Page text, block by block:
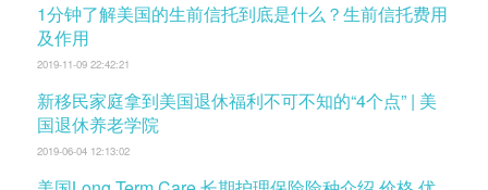
1分钟了解美国的生前信托到底是什么？生前信托费用
及作用
2019-11-09 22:42:21
新移民家庭拿到美国退休福利不可不知的“4个点” | 美
国退休养老学院
2019-06-04 12:13:02